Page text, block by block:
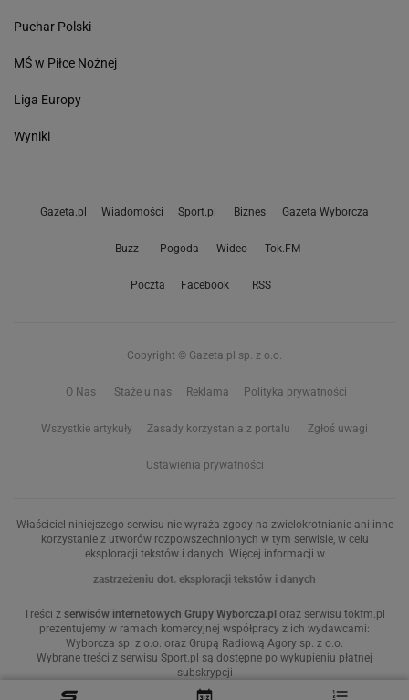
Puchar Polski
MŚ w Piłce Nożnej
Liga Europy
Wyniki
Gazeta.pl Wiadomości Sport.pl Biznes Gazeta Wyborcza
Buzz Pogoda Wideo Tok.FM
Poczta Facebook RSS
Copyright © Gazeta.pl sp. z o.o.
O Nas Staże u nas Reklama Polityka prywatności
Wszystkie artykuły Zasady korzystania z portalu Zgłoś uwagi
Ustawienia prywatności
Właściciel niniejszego serwisu nie wyraża zgody na zwielokrotnianie ani inne
korzystanie z utworów rozpowszechnionych w tym serwisie, w celu
eksploracji tekstów i danych. Więcej informacji w
zastrzeżeniu dot. eksploracji tekstów i danych
Treści z serwisów internetowych Grupy Wyborcza.pl oraz serwisu tokfm.pl
prezentujemy w ramach komercyjnej współpracy z ich wydawcami:
Wyborcza sp. z o.o. oraz Grupą Radiową Agory sp. z o.o.
Wybrane treści z serwisu Sport.pl są dostępne po wykupieniu płatnej
subskrypcji